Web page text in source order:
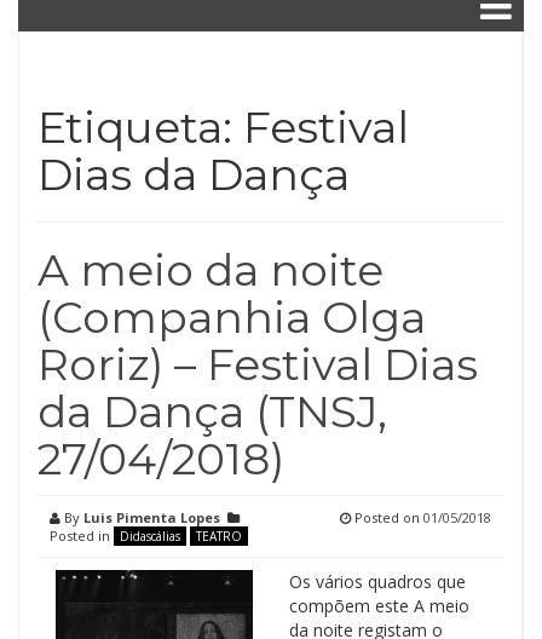
Etiqueta: Festival
Dias da Dança
A meio da noite
(Companhia Olga
Roriz) – Festival Dias
da Dança (TNSJ,
27/04/2018)
By Luis Pimenta Lopes
Posted in
Didascálias TEATRO
Posted on 01/05/2018
Os vários quadros que
compõem este A meio
da noite registam o